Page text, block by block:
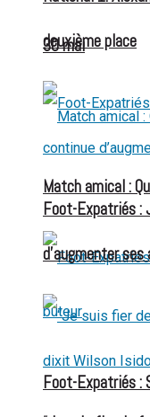
30 mai
Match amical :
Foot-Expatriés :
deuxième place
Foot-Expatriés :
d’augmenter